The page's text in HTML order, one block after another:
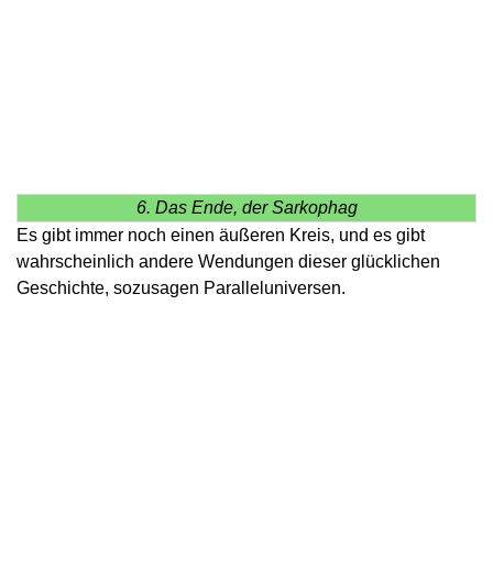
6. Das Ende, der Sarkophag
Es gibt immer noch einen äußeren Kreis, und es gibt
wahrscheinlich andere Wendungen dieser glücklichen
Geschichte, sozusagen Paralleluniversen.